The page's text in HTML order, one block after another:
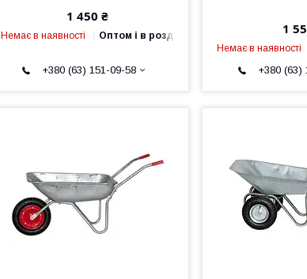
1 450 ₴
Немає в наявності Оптом і в роздріб
+380 (63) 151-09-58
1
Немає в наявності
+380 (63)